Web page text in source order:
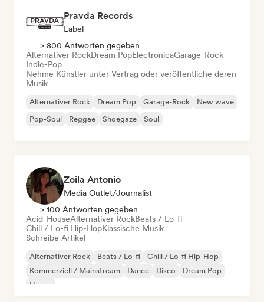
Pravda Records
Label
> 800 Antworten gegeben
Alternativer RockDream PopElectronicaGarage-Rock
Indie-Pop
Nehme Künstler unter Vertrag oder veröffentliche deren
Musik
Alternativer Rock Dream Pop Garage-Rock
New wave
Pop-Soul
Reggae Shoegaze Soul
Zoila Antonio
Media Outlet/Journalist
> 100 Antworten gegeben
Acid-HouseAlternativer RockBeats / Lo-fi
Chill / Lo-fi Hip-HopKlassische Musik
Schreibe Artikel
Alternativer Rock Beats / Lo-fi
Chill / Lo-fi Hip-Hop
Kommerziell / Mainstream
Dance Disco
Dream Pop
House